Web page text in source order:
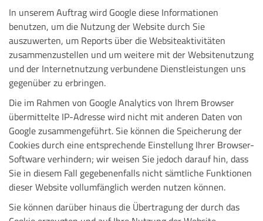
In unserem Auftrag wird Google diese Informationen
benutzen, um die Nutzung der Website durch Sie
auszuwerten, um Reports über die Websiteaktivitäten
zusammenzustellen und um weitere mit der Websitenutzung
und der Internetnutzung verbundene Dienstleistungen uns
gegenüber zu erbringen.
Die im Rahmen von Google Analytics von Ihrem Browser
übermittelte IP-Adresse wird nicht mit anderen Daten von
Google zusammengeführt. Sie können die Speicherung der
Cookies durch eine entsprechende Einstellung Ihrer Browser-
Software verhindern; wir weisen Sie jedoch darauf hin, dass
Sie in diesem Fall gegebenenfalls nicht sämtliche Funktionen
dieser Website vollumfänglich werden nutzen können.
Sie können darüber hinaus die Übertragung der durch das